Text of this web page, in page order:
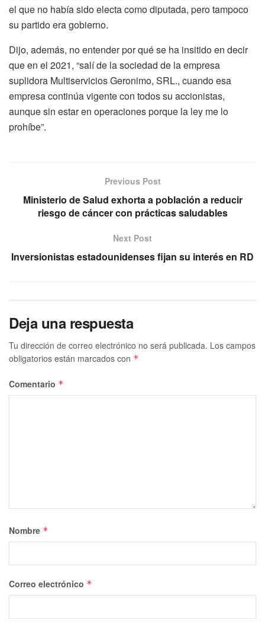
el que no había sido electa como diputada, pero tampoco
su partido era gobierno.
Dijo, además, no entender por qué se ha insitido en decir
que en el 2021, “salí de la sociedad de la empresa
suplidora Multiservicios Geronimo, SRL., cuando esa
empresa continúa vigente con todos su accionistas,
aunque sin estar en operaciones porque la ley me lo
prohíbe”.
Previous Post
Ministerio de Salud exhorta a población a reducir
riesgo de cáncer con prácticas saludables
Next Post
Inversionistas estadounidenses fijan su interés en RD
Deja una respuesta
Tu dirección de correo electrónico no será publicada. Los campos
obligatorios están marcados con *
Comentario *
Nombre *
Correo electrónico *